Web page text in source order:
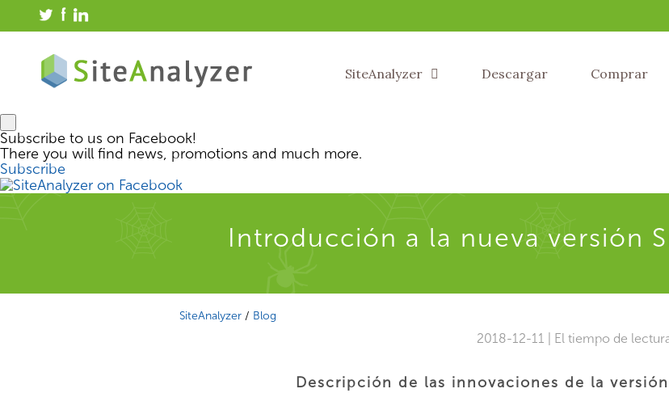
SiteAnalyzer Descargar Comprar
Subscribe to us on Facebook!
There you will find news, promotions and much more.
Subscribe
Introducción a la nueva versión
SiteAnalyzer / Blog
2018-12-11 | El tiempo de
Descripción de las innovaciones de la